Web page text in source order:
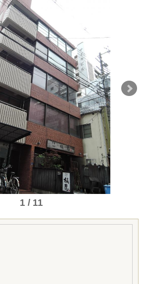
1 / 11